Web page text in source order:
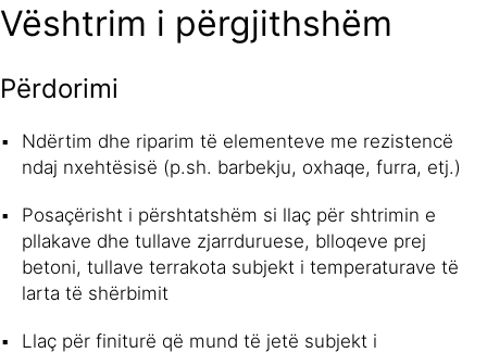
Vështrim i përgjithshëm
Përdorimi
Ndërtim dhe riparim të elementeve me rezistencë
ndaj nxehtësisë (p.sh. barbekju, oxhaqe, furra, etj.)
Posaçërisht i përshtatshëm si llaç për shtrimin e
pllakave dhe tullave zjarrduruese, blloqeve prej
betoni, tullave terrakota subjekt i temperaturave të
larta të shërbimit
Llaç për finiturë që mund të jetë subjekt i